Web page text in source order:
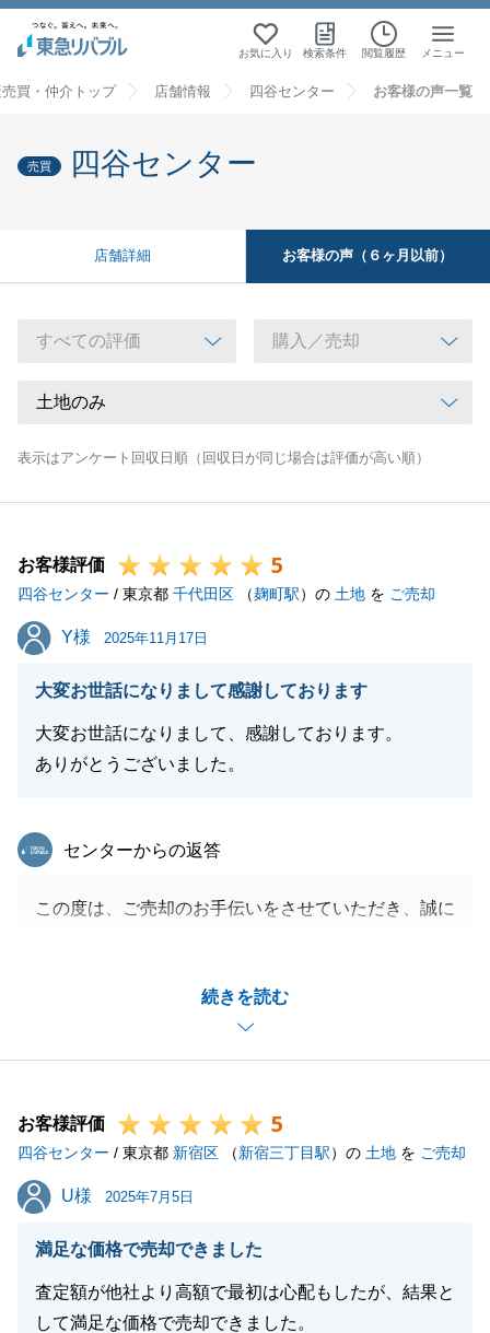
お気に入り 検索条件 閲覧履歴 メニュー
買・仲介トップ 店舗情報 四谷センター お客様の声一覧
売買 四谷センター
店舗詳細 お客様の声（６ヶ月以前）
表示はアンケート回収日順（回収日が同じ場合は評価が高い順）
お客様評価 5
四谷センター / 東京都 千代田区 （麹町駅）の 土地 を ご売却
Y様
Y様 2025年11月17日
大変お世話になりまして感謝しております
大変お世話になりまして、感謝しております。
ありがとうございました。
続きを読む
東急リバブル
センターからの返答
この度は、ご売却のお手伝いをさせていただき、誠に
ご相談などございましたら、いつでもご連絡をいただ
ければ幸いです。
お客様評価 5
四谷センター / 東京都 新宿区 （新宿三丁目駅）の 土地 を ご売却
U様
U様 2025年7月5日
満足な価格で売却できました
査定額が他社より高額で最初は心配もしたが、結果と
して満足な価格で売却できました。